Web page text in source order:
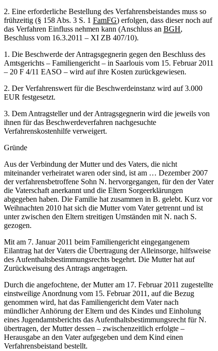
2. Eine erforderliche Bestellung des Verfahrensbeistandes muss so
frühzeitig (§ 158 Abs. 3 S. 1 FamFG) erfolgen, dass dieser noch auf
das Verfahren Einfluss nehmen kann (Anschluss an BGH,
Beschluss vom 16.3.2011 – XI ZB 407/10).
1. Die Beschwerde der Antragsgegnerin gegen den Beschluss des
Amtsgerichts – Familiengericht – in Saarlouis vom 15. Februar 2011
– 20 F 4/11 EASO – wird auf ihre Kosten zurückgewiesen.
2. Der Verfahrenswert für die Beschwerdeinstanz wird auf 3.000
EUR festgesetzt.
3. Dem Antragsteller und der Antragsgegnerin wird die jeweils von
ihnen für das Beschwerdeverfahren nachgesuchte
Verfahrenskostenhilfe verweigert.
Gründe
Aus der Verbindung der Mutter und des Vaters, die nicht
miteinander verheiratet waren oder sind, ist am … Dezember 2007
der verfahrensbetroffene Sohn N. hervorgegangen, für den der Vater
die Vaterschaft anerkannt und die Eltern Sorgeerklärungen
abgegeben haben. Die Familie hat zusammen in B. gelebt. Kurz vor
Weihnachten 2010 hat sich die Mutter vom Vater getrennt und ist
unter zwischen den Eltern streitigen Umständen mit N. nach S.
gezogen.
Mit am 7. Januar 2011 beim Familiengericht eingegangenem
Eilantrag hat der Vaters die Übertragung der Alleinsorge, hilfsweise
des Aufenthaltsbestimmungsrechts begehrt. Die Mutter hat auf
Zurückweisung des Antrags angetragen.
Durch die angefochtene, der Mutter am 17. Februar 2011 zugestellte
einstweilige Anordnung vom 15. Februar 2011, auf die Bezug
genommen wird, hat das Familiengericht dem Vater nach
mündlicher Anhörung der Eltern und des Kindes und Einholung
eines Jugendamtsberichts das Aufenthaltsbestimmungsrecht für N.
übertragen, der Mutter dessen – zwischenzeitlich erfolgte –
Herausgabe an den Vater aufgegeben und dem Kind einen
Verfahrensbeistand bestellt.